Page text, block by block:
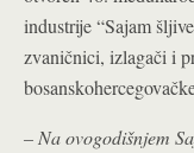
industrije “Sajam
zvaničnici, izlagači i
– Na ovogodišnjem